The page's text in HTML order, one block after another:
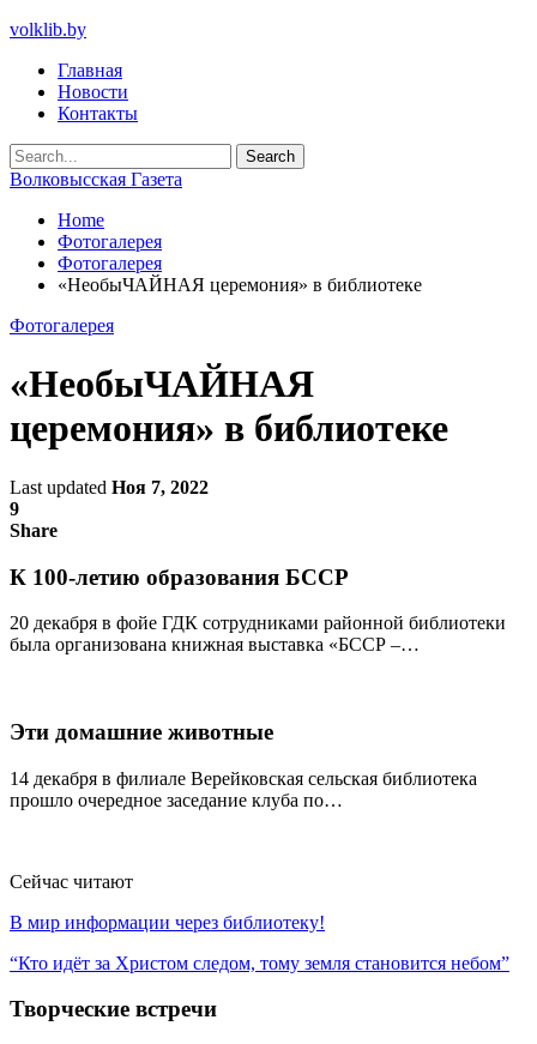
volklib.by
Главная
Новости
Контакты
Волковысская Газета
Home
Фотогалерея
Фотогалерея
«НеобыЧАЙНАЯ церемония» в библиотеке
Фотогалерея
«НеобыЧАЙНАЯ
церемония» в библиотеке
Last updated Ноя 7, 2022
9
Share
К 100-летию образования БССР
20 декабря в фойе ГДК сотрудниками районной библиотеки
была организована книжная выставка «БССР –…
Эти домашние животные
14 декабря в филиале Верейковская сельская библиотека
прошло очередное заседание клуба по…
Сейчас читают
В мир информации через библиотеку!
“Кто идёт за Христом следом, тому земля становится небом”
Творческие встречи